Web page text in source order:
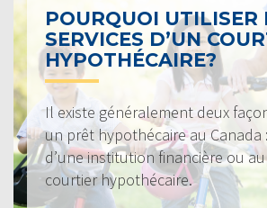
POURQUOI UTILISER
SERVICES D’UN
HYPOTHÉCAIRE?
Il existe généralement deux
un prêt hypothécaire au Canada
d’une institution financière ou
courtier hypothécaire.